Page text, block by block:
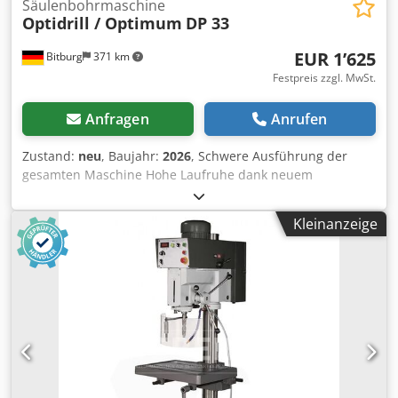
Bitburg 371 km
Säulenbohrmaschine
Optidrill / Optimum DP 33
EUR 1’625
Festpreis zzgl. MwSt.
Anfragen Anrufen
Zustand: neu, Baujahr: 2026, Schwere Ausführung der
gesamten Maschine Hohe Laufruhe dank neuem
Spindeldesign Industriemotor Separatem Not-Halt-
Schlagschalter Bohrtiefenanschlag LED-Maschinenleuchte
im Bohrkopf integriert Präzise gearbeiteter, stabiler
Bohrtisch mit diagonal verlaufenden T-Nuten mit
umlaufende Kühlwasserrinne Bohrtisch ± 45° neigbar und
360° drehbar Keilriemenabdeckung mit
Sicherheitsschalter Präzisions-Spindelbohrung
Maschinenbedienung Sicherheitselektrik in 24 V
Gleichspannung Garantierte Rundlaufgenauigkeit ≤ 0,02
mm in der Bohrspindel gemessen Dickwandige Stahlsäule
für hohe Kraftaufnahme und Stabilität Massive, groß
Kleinanzeige